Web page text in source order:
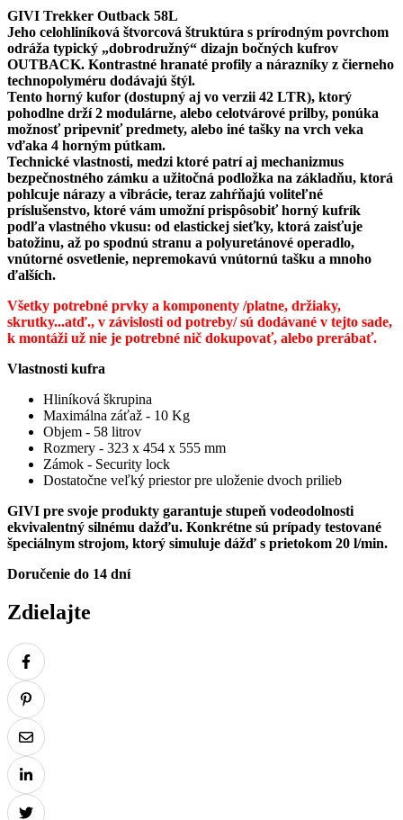
GIVI Trekker Outback 58L
Jeho celohliníková štvorcová štruktúra s prírodným povrchom
odráža typický „dobrodružný“ dizajn bočných kufrov
OUTBACK. Kontrastné hranaté profily a nárazníky z čierneho
technopolyméru dodávajú štýl.
Tento horný kufor (dostupný aj vo verzii 42 LTR), ktorý
pohodlne drží 2 modulárne, alebo celotvárové prilby, ponúka
možnosť pripevniť predmety, alebo iné tašky na vrch veka
vďaka 4 horným pútkam.
Technické vlastnosti, medzi ktoré patrí aj mechanizmus
bezpečnostného zámku a užitočná podložka na základňu, ktorá
pohlcuje nárazy a vibrácie, teraz zahŕňajú voliteľné
príslušenstvo, ktoré vám umožní prispôsobiť horný kufrík
podľa vlastného vkusu: od elastickej sieťky, ktorá zaisťuje
batožinu, až po spodnú stranu a polyuretánové operadlo,
vnútorné osvetlenie, nepremokavú vnútornú tašku a mnoho
ďalších.
Všetky potrebné prvky a komponenty /platne, držiaky,
skrutky...atď., v závislosti od potreby/ sú dodávané v tejto sade,
k montáži už nie je potrebné nič dokupovať, alebo prerábať.
Vlastnosti kufra
Hliníková škrupina
Maximálna záťaž - 10 Kg
Objem - 58 litrov
Rozmery - 323 x 454 x 555 mm
Zámok - Security lock
Dostatočne veľký priestor pre uloženie dvoch prilieb
GIVI pre svoje produkty garantuje stupeň vodeodolnosti
ekvivalentný silnému dažďu. Konkrétne sú prípady testované
špeciálnym strojom, ktorý simuluje dážď s prietokom 20 l/min.
Doručenie do 14 dní
Zdielajte